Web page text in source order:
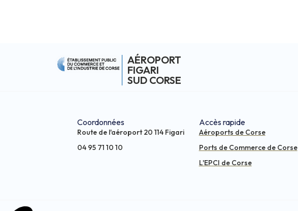
AÉROPORT
FIGARI
SUD CORSE
Coordonnées
Route de l'aéroport 20 114 Figari
04 95 71 10 10
Accès rapide
Aéroports de Corse
Ports de Commerce de Corse
L'EPCI de Corse